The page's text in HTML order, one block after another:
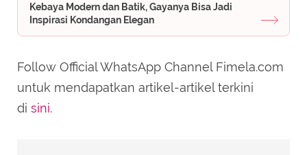
Kebaya Modern dan Batik, Gayanya Bisa Jadi
Inspirasi Kondangan Elegan
Follow Official WhatsApp Channel Fimela.com
untuk mendapatkan artikel-artikel terkini
di sini.